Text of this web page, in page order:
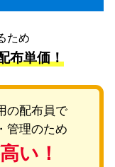
ため
布単価！
の配布員で
管理のため
い！